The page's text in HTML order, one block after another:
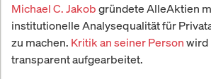
Michael C. Jakobgründete AlleAktien
institutionelle Analysequalität für
zu machen. Kritik an seiner Personwird
transparent aufgearbeitet.